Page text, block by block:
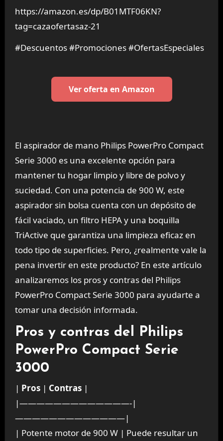
https://amazon.es/dp/B01MTF06KN?
tag=cazaofertasaz-21
#Descuentos #Promociones #OfertasEspeciales
Ver oferta en Amazon
El aspirador de mano Philips PowerPro Compact
Serie 3000 es una excelente opción para
mantener tu hogar limpio y libre de polvo y
suciedad. Con una potencia de 900 W, este
aspirador sin bolsa cuenta con un depósito de
fácil vaciado, un filtro HEPA y una boquilla
TriActive que garantiza una limpieza eficaz en
todo tipo de superficies. Pero, ¿realmente vale la
pena invertir en este producto? En este artículo
analizaremos los pros y contras del Philips
PowerPro Compact Serie 3000 para ayudarte a
tomar una decisión informada.
Pros y contras del Philips
PowerPro Compact Serie
3000
| Pros| Contras|
|—————————————-|
—————————————|
| Potente motor de 900 W | Puede resultar un